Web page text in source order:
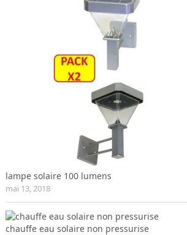
lampe solaire 100 lumens
mai 13, 2018
chauffe eau solaire non pressurise